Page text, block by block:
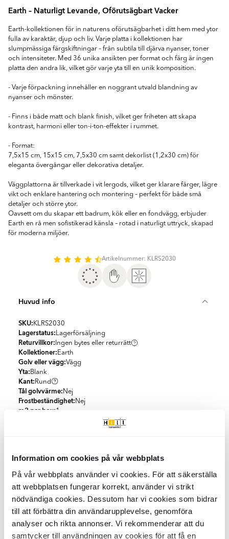
Information om cookies på vår webbplats
På vår webbplats använder vi cookies. För att säkerställa
att webbplatsen fungerar korrekt, använder vi strikt
nödvändiga cookies. Dessutom har vi cookies som bidrar
till att förbättra din användarupplevelse, genomföra
analyser och rikta annonser. Vi rekommenderar att du
samtycker till användningen av cookies för att få en
Kakellist
Räkna ut och köp
49
Earth – Naturligt Levande, Oförutsägbart Vacker
Earth-kollektionen för in naturens oförutsägbarhet i ditt hem med ytor
fulla av karaktär, djup och liv. Varje platta i kollektionen har
slumpmässiga färgskiftningar – från subtila till djärva nyanser, toner
och intensiteter. Med 36 unika ansikten per format och färg är ingen
platta den andra lik, vilket gör varje yta till en unik komposition.
- Varje förpackning innehåller en noggrant utvald blandning av
nyanser och mönster.
- Finns i både matt och blank finish, vilket ger friheten att skapa
kontrast, harmoni eller ton-i-ton-effekter i rummet.
- Format:
7,5x15 cm, 15x15 cm, 7,5x30 cm samt dekorlist (1,2x30 cm) för
eleganta övergångar eller dekorativa detaljer.
Väggplattorna är tillverkade i vit lergods, vilket ger klarare färger, lägre
vikt och enklare hantering och montering – perfekt för både små
detaljer och större ytor.
Oavsett om du skapar ett badrum, kök eller en fondvägg, erbjuder
Earth en rå men sofistikerad känsla – rotad i naturligt uttryck, skapad
för moderna miljöer.
Artikelnummer: KLRS2030
Huvud info
SKU: KLRS2030
Lagerstatus: Lagerförsäljning
Returvillkor: Ingen bytes eller returrätt
Kollektioner: Earth
Golv eller vägg:Vägg
Yta: Blank
Kant: Rund
Tål golvvärme: Nej
Frostbeständighet: Nej
m2 per box:1
Specifikationer
Produktmaterial:
Utseende:Enfärgad
Färg:Ljusgrå
Land:Spanien
Form: Kvadratisk
Stil:
Förpackning
m2 per box:
KG per Box: 13.2
44
Klimatkompenserad frakt
Vi erbjuder 100 % klimatkompenserade leveranser i samarbete